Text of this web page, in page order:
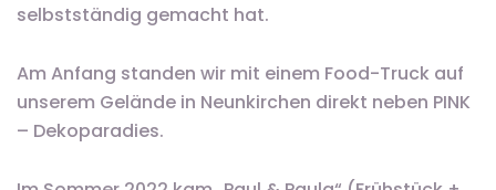
selbstständig gemacht hat.
Am Anfang standen wir mit einem Food-Truck auf
unserem Gelände in Neunkirchen direkt neben PINK
– Dekoparadies.